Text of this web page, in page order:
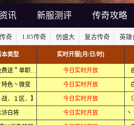
讯 新服测评 传奇攻略
奇 1.85传奇 仿盛大 复古传奇 英雄
本类型 实时开服[月/日/时]
＜顶赞免费送＂单职业＞ 今日实时开放
特色丶微变 今日实时开放
战．１区．】 今日实时开放
浒白将 今日实时开放